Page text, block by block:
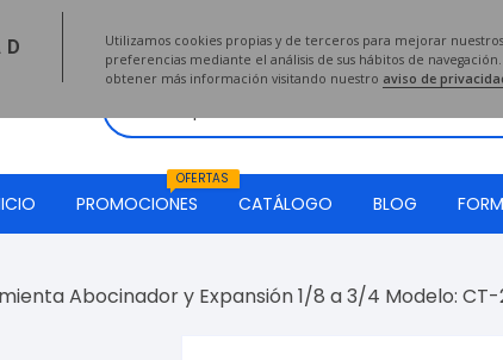
Utilizamos cookies propias y de terceros para mejorar
preferencias mediante el análisis de sus hábitos de
obtener más información visitando nuestro aviso de
PROMOCIONES
OFERTAS
CATÁLOGO BLOG
Abocinador y Expansión 1/8 a 3/4 Modelo: CT-